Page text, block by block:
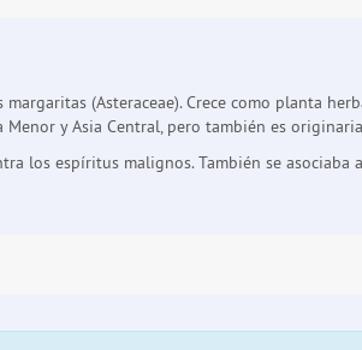
(Asteraceae). Crece como planta
y Asia Central, pero también es
los espíritus malignos. También se asociaba